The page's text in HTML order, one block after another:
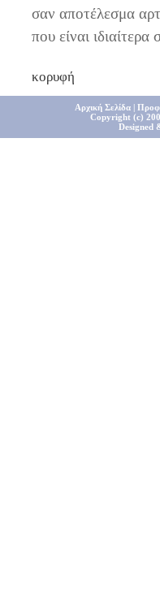
σαν αποτέλεσμα
που είναι
κορυφή
Αρχική Σελίδα|
Copyright (c)
Designed